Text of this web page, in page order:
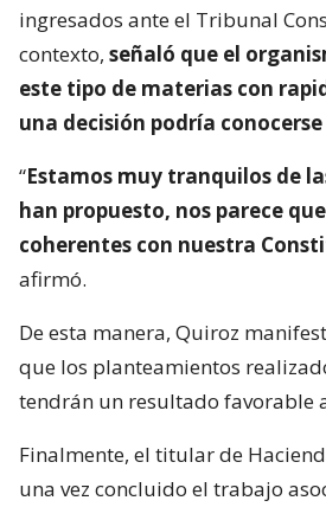
ingresados ante el Tribunal
contexto, señaló que el
este tipo de materias con
una decisión podría
“Estamos muy tranquilos de
han propuesto, nos parece
coherentes con nuestra
afirmó.
De esta manera, Quiroz
que los planteamientos
tendrán un resultado favorable
Finalmente, el titular de
una vez concluido el trabajo